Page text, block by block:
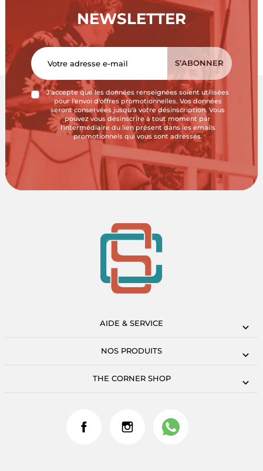
NEWSLETTER
J'accepte que les données renseignées soient utilisées
pour l'envoi d'offres promotionnelles. Vos données
seront conservées jusqu'à votre désinscription. Vous
pouvez vous désinscrire à tout moment par
l'intermédiaire du lien présent dans les emails
promotionnels qui vous sont adressés.
AIDE & SERVICE
NOS PRODUITS
THE CORNER SHOP